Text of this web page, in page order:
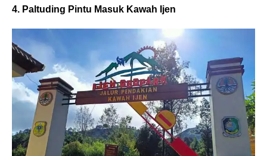
4. Paltuding Pintu Masuk Kawah Ijen